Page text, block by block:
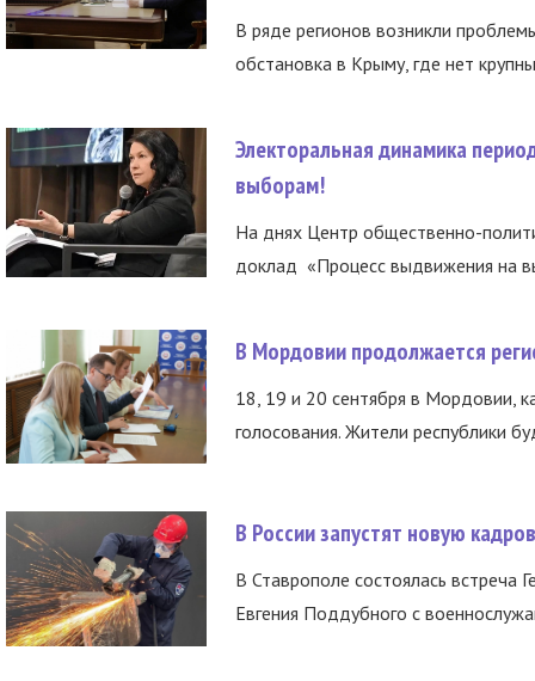
В ряде регионов возникли
обстановка в Крыму, где нет
Электоральная динамика
выборам!
На днях Центр общественно-
доклад «Процесс выдвижения на
В Мордовии продолжается
18, 19 и 20 сентября в Мордовии,
голосования. Жители республики
В России запустят новую
В Ставрополе состоялась встреча
Евгения Поддубного с